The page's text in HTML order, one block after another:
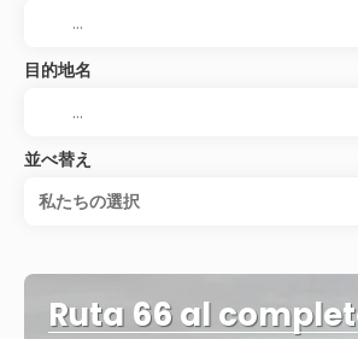
目的地名
並べ替え
私たちの選択
Ruta 66 al